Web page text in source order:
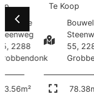
Te Koop
Bouwelse
Steenweg
55, 2288
Grobbendonk
78.38m²